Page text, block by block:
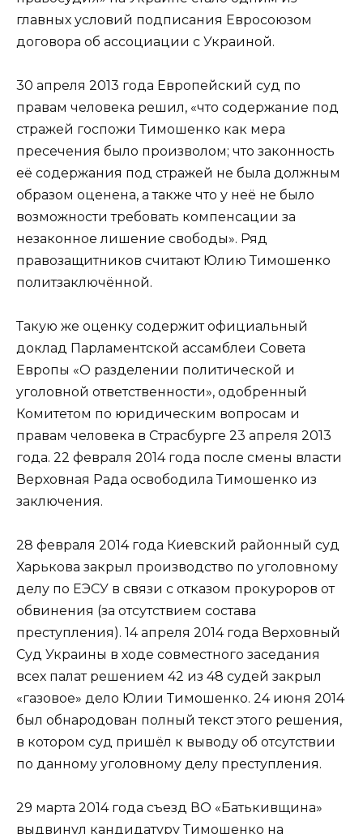
главных условий подписания Евросоюзом
договора об ассоциации с Украиной.
30 апреля 2013 года Европейский суд по
правам человека решил, «что содержание под
стражей госпожи Тимошенко как мера
пресечения было произволом; что законность
её содержания под стражей не была должным
образом оценена, а также что у неё не было
возможности требовать компенсации за
незаконное лишение свободы». Ряд
правозащитников считают Юлию Тимошенко
политзаключённой.
Такую же оценку содержит официальный
доклад Парламентской ассамблеи Совета
Европы «О разделении политической и
уголовной ответственности», одобренный
Комитетом по юридическим вопросам и
правам человека в Страсбурге 23 апреля 2013
года. 22 февраля 2014 года после смены власти
Верховная Рада освободила Тимошенко из
заключения.
28 февраля 2014 года Киевский районный суд
Харькова закрыл производство по уголовному
делу по ЕЭСУ в связи с отказом прокуроров от
обвинения (за отсутствием состава
преступления). 14 апреля 2014 года Верховный
Суд Украины в ходе совместного заседания
всех палат решением 42 из 48 судей закрыл
«газовое» дело Юлии Тимошенко. 24 июня 2014
был обнародован полный текст этого решения,
в котором суд пришёл к выводу об отсутствии
по данному уголовному делу преступления.
29 марта 2014 года съезд ВО «Батькивщина»
выдвинул кандидатуру Тимошенко на